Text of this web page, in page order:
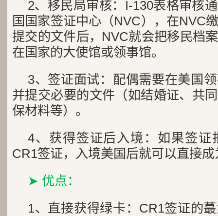
2、移民局审核：I-130表格审核
国国家签证中心（NVC），在NVC
提交的文件后，NVC就会把移民档
在国家的大使馆或领事馆。
3、签证面试：配偶需要在美国
并提交必要的文件（如结婚证、共
保材料等）。
4、获得签证后入境：如果签证
CR1签证，入境美国后就可以直接
➤ 优点：
1、直接获得绿卡：CR1签证的